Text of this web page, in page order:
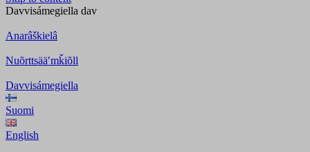
Davvisámegiella dav
Anarâškielâ
Nuõrttsääʹmǩiõll
Davvisámegiella
Suomi
English